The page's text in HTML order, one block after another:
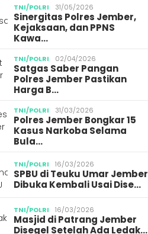
TNI/POLRI 31/05/2026
Sinergitas Polres Jember,
Kejaksaan, dan PPNS
Kawa…
TNI/POLRI 02/04/2026
Satgas Saber Pangan
Polres Jember Pastikan
Harga B…
TNI/POLRI 31/03/2026
Polres Jember Bongkar 15
Kasus Narkoba Selama
Bula…
TNI/POLRI 16/03/2026
SPBU di Teuku Umar Jember
Dibuka Kembali Usai Dise…
TNI/POLRI 16/03/2026
Masjid di Patrang Jember
Disegel Setelah Ada Ledak…